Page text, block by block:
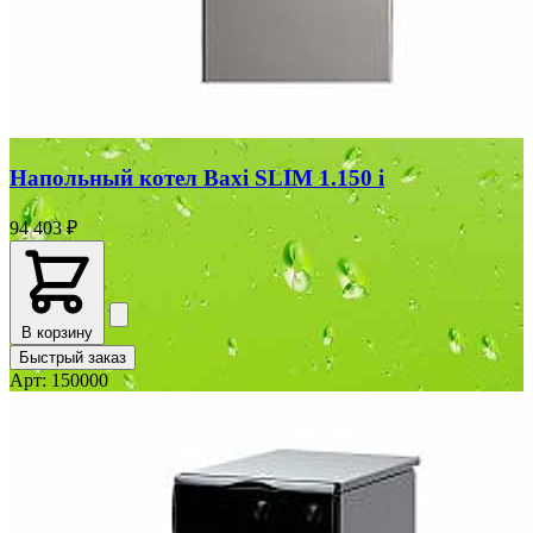
Напольный котел Baxi SLIM 1.150 i
94 403 ₽
В корзину
Быстрый заказ
Арт: 150000